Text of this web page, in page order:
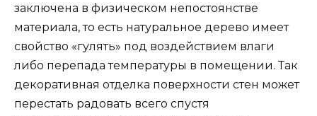
заключена в физическом непостоянстве
материала, то есть натуральное дерево имеет
свойство «гулять» под воздействием влаги
либо перепада температуры в помещении. Так
декоративная отделка поверхности стен может
перестать радовать всего спустя